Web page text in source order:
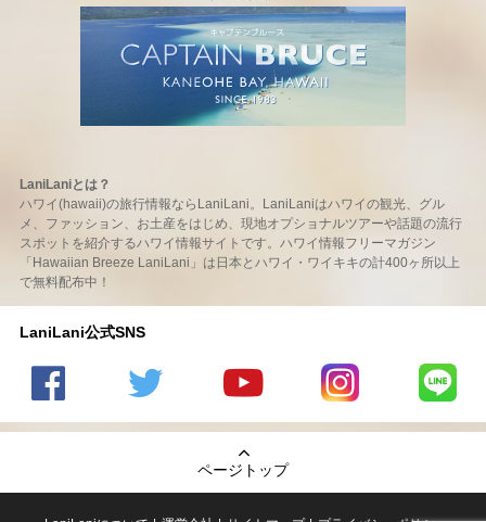
LaniLaniとは？
ハワイ(hawaii)の旅行情報ならLaniLani。LaniLaniはハワイの観光、グル
メ、ファッション、お土産をはじめ、現地オプショナルツアーや話題の流行
スポットを紹介するハワイ情報サイトです。ハワイ情報フリーマガジン
「Hawaiian Breeze LaniLani」は日本とハワイ・ワイキキの計400ヶ所以上
で無料配布中！
LaniLani公式SNS
の
のtwitter
の
Youtube
チャンネ
LaniLani
LaniLani
ページトップ